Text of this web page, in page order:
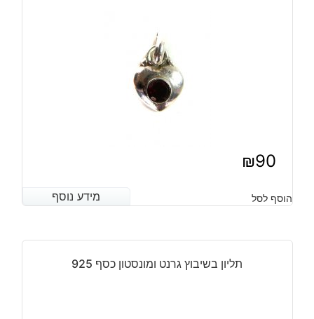
₪90
מידע נוסף הוסף לסל מידע נוסף
תליון בשיבוץ גרנט ומונסטון כסף 925